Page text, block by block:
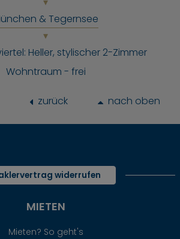
& Tegernsee
Heller, stylischer 2-Zimmer
Wohntraum - frei
zurück nach oben
widerrufen
MIETEN
Mieten? So geht's